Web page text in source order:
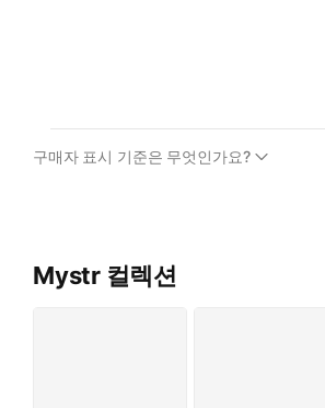
구매자 표시 기준은 무엇인가요?
Mystr 컬렉션